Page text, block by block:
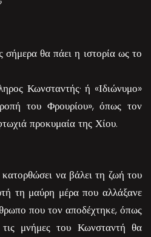
θα πάει η ιστορία ως το
Κωνσταντής· ή «Ιδιώνυμο»
του Φρουρίου», όπως τον
προκυμαία της Χίου.
να βάλει τη ζωή του
τη μαύρη μέρα που αλλάξανε
που τον αποδέχτηκε, όπως
μνήμες του Κωνσταντή θα